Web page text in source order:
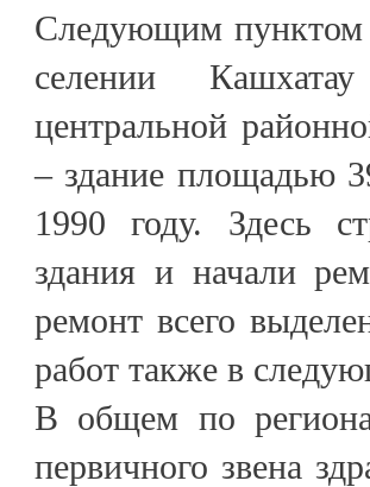
Следующим пунктом
селении
центральной
– здание площадью
1990 году. Здесь
здания и начали
ремонт всего
работ также в
В общем по
первичного звена